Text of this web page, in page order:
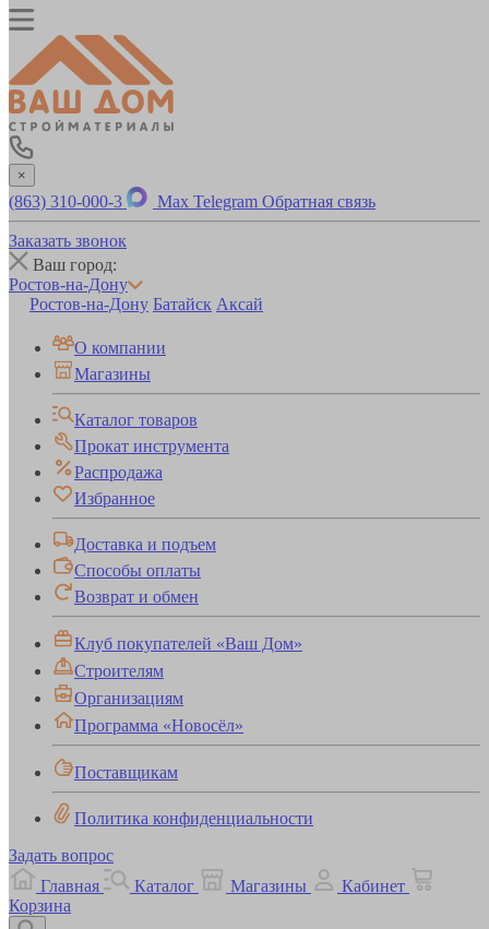
×
(863) 310-000-3 Max Telegram Обратная связь
Заказать звонок
Ваш город:
Ростов-на-Дону
Ростов-на-Дону Батайск Аксай
О компании
Магазины
Каталог товаров
Прокат инструмента
Распродажа
Избранное
Доставка и подъем
Способы оплаты
Возврат и обмен
Клуб покупателей «Ваш Дом»
Строителям
Организациям
Программа «Новосёл»
Поставщикам
Политика конфиденциальности
Задать вопрос
Главная
Каталог Магазины
Кабинет
Корзина